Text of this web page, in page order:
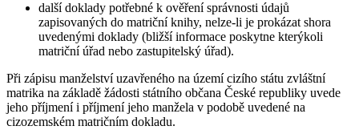
další doklady potřebné k ověření správnosti údajů
zapisovaných do matriční knihy, nelze-li je prokázat shora
uvedenými doklady (bližší informace poskytne kterýkoli
matriční úřad nebo zastupitelský úřad).
Při zápisu manželství uzavřeného na území cizího státu zvláštní
matrika na základě žádosti státního občana České republiky uvede
jeho příjmení i příjmení jeho manžela v podobě uvedené na
cizozemském matričním dokladu.